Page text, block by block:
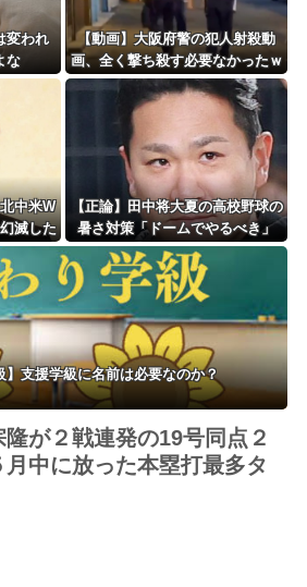
変われ
な
【動画】大阪府警の犯人射殺動
画、全く撃ち殺す必要なかったｗ
ｗｗｗｗｗｗｗｗｗｗ
中米W
滅した
【正論】田中将大夏の高校野球の
暑さ対策「ドームでやるべき」
】支援学級に名前は必要なのか？
隆が２戦連発の19号同点２
中に放った本塁打最多タ